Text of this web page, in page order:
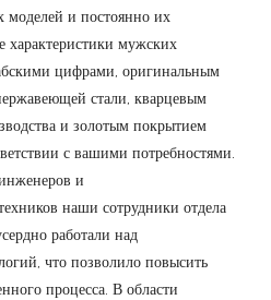
моделей и постоянно их
характеристики мужских
цифрами, оригинальным
стали, кварцевым
и золотым покрытием
с вашими потребностями.
и
наши сотрудники отдела
работали над
что позволило повысить
процесса. В области